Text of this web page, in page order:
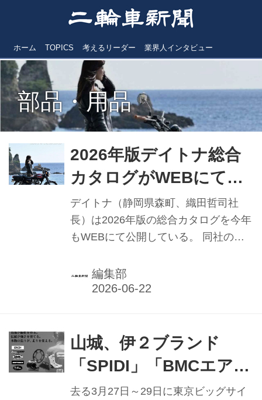
ホーム TOPICS 考えるリーダー 業界人インタビュー
部品・用品
2026年版デイトナ総合
カタログがWEBにて公
開中 巻頭特集は「会い
たい場所があるから、
今日はバイクで行
く。」
デイトナ（静岡県森町、織田哲司社
長）は2026年版の総合カタログを今年
もWEBにて公開している。 同社のカ
ディングウエア、メンテナンス用品、
バイクカバーやガレージまで収録。総
イクで行く。」と題したツーリング紀
行。デイトナグループリーダー会議も
収録し、同社のものづくりに対する思
いを伝える内容となっている。 Webカ
編集部
山城、伊２ブランド
「SPIDI」「BMCエアフ
ィルター」 最新技術を
去る3月27日～29日に東京ビッグサイ